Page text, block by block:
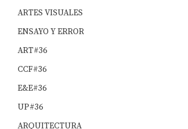
ARTES VISUALES
ENSAYO Y ERROR
ART#36
CCF#36
E&E#36
UP#36
ARQUITECTURA